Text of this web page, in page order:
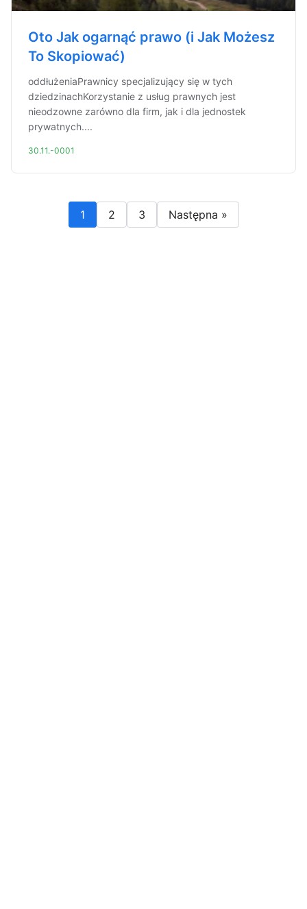
Oto Jak ogarnąć prawo (i Jak Możesz
To Skopiować)
oddłużeniaPrawnicy specjalizujący się w tych
dziedzinachKorzystanie z usług prawnych jest
nieodzowne zarówno dla firm, jak i dla jednostek
prywatnych....
30.11.-0001
1 2 3 Następna »